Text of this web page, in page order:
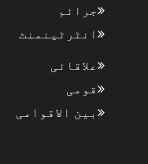
جرائم
انٹرٹینمنٹ
علاقائی
قومی
بین الاقوامی